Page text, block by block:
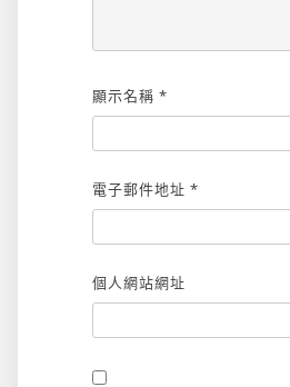
顯示名稱 *
電子郵件地址 *
個人網站網址